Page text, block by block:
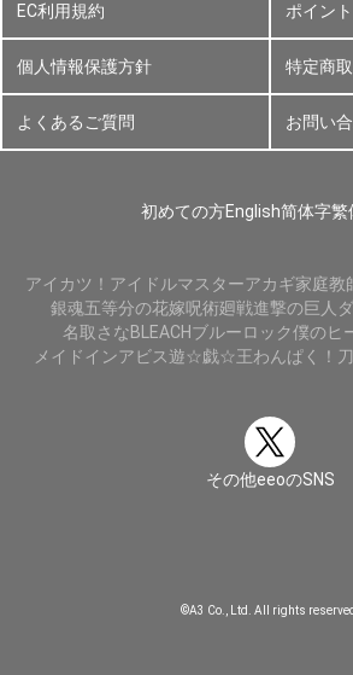
EC利用規約 ポイン
個人情報保護方針 特定商
よくあるご質問 お問い
初めての方English简体字繁
アイカツ！ アイドルマスターアカギ家庭教
銀魂五等分の花嫁呪術廻戦進撃の巨人
名取さなBLEACHブルーロック僕のヒ
メイドインアビス遊☆戯☆王わんぱく！
その他eeoのSNS
©A3 Co., Ltd. All rights